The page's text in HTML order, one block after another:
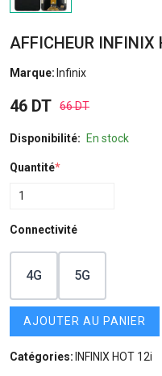
AFFICHEUR INFINIX
Marque: Infinix
46 DT 66 DT
Disponibilité: En stock
Quantité*
Connectivité
4G 5G
AJOUTER AU PANIER
Catégories: INFINIX HOT 12i